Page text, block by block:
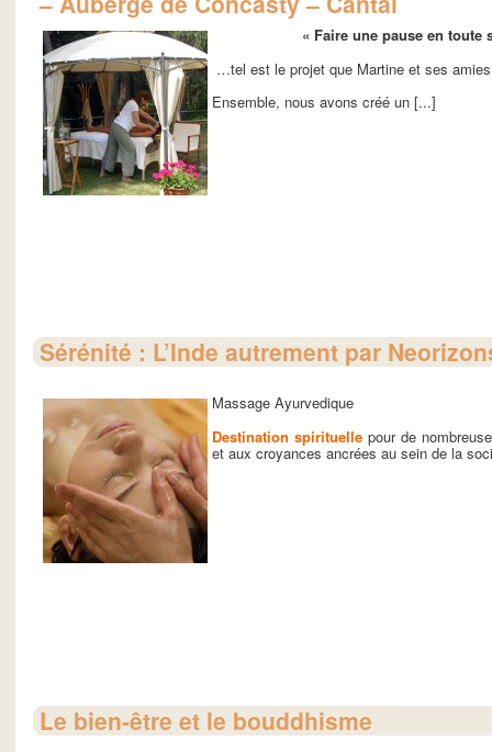
« Faire une pause en
…tel est le projet que Martine et ses
Ensemble, nous avons créé un [...]
Sérénité : L’Inde autrement par
Massage Ayurvedique
Destination spirituelle pour de
et aux croyances ancrées au sein de la
Le bien-être et le bouddhisme